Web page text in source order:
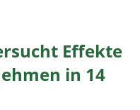
Effekte
in 14